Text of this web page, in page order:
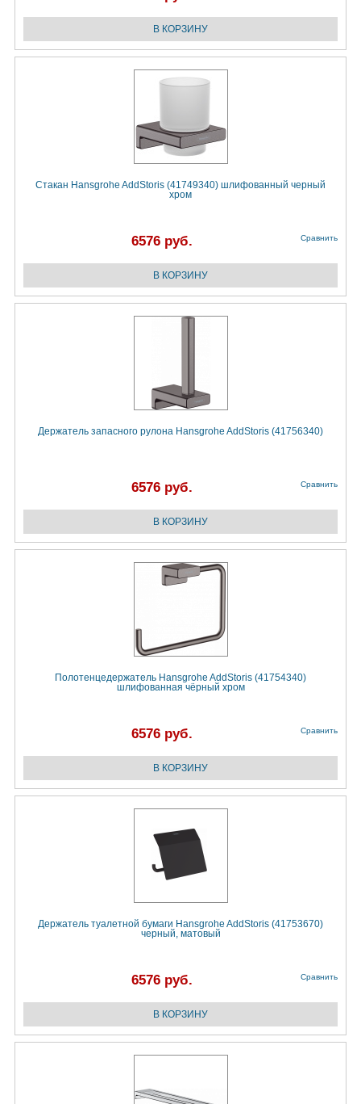
Стакан Hansgrohe AddStoris (41749340) шлифованный черный
хром
6576 руб. Сравнить
Держатель запасного рулона Hansgrohe AddStoris (41756340)
6576 руб. Сравнить
Полотенцедержатель Hansgrohe AddStoris (41754340)
шлифованная чёрный хром
6576 руб. Сравнить
Держатель туалетной бумаги Hansgrohe AddStoris (41753670)
черный, матовый
6576 руб. Сравнить